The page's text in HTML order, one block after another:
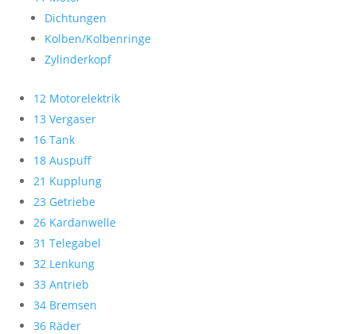
Dichtungen
Kolben/Kolbenringe
Zylinderkopf
12 Motorelektrik
13 Vergaser
16 Tank
18 Auspuff
21 Kupplung
23 Getriebe
26 Kardanwelle
31 Telegabel
32 Lenkung
33 Antrieb
34 Bremsen
36 Räder